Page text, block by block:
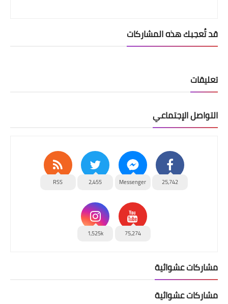
قد تُعجبك هذه المشاركات
تعليقات
التواصل الإجتماعي
25,742
Messenger
2,455
RSS
75,274
1,525k
مشاركات عشوائية
مشاركات عشوائية